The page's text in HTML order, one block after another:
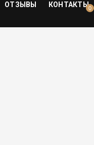
ОТЗЫВЫ КОНТАКТЫ0